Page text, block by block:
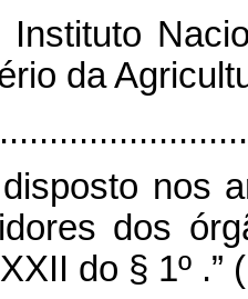
da
nos
dos
do § 1º .”